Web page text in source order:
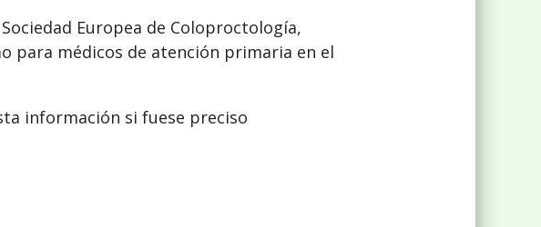
Europea de Coloproctología,
para médicos de atención primaria en el
información si fuese preciso